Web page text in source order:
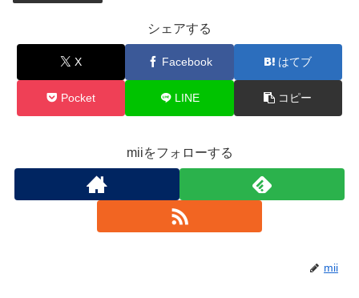
シェアする
X Facebook はてブ
Pocket LINE コピー
miiをフォローする
mii